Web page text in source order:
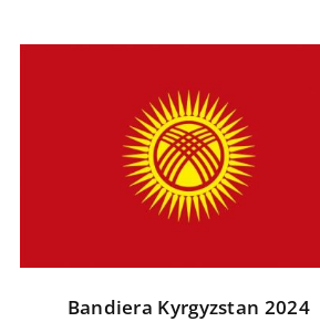
Bandiera Kyrgyzstan 2024